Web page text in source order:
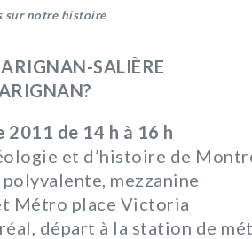
sur notre histoire
SALIÈRE
2011 de 14 h à 16 h
et d’histoire de
mezzanine
Métro place Victoria
départ à la station de